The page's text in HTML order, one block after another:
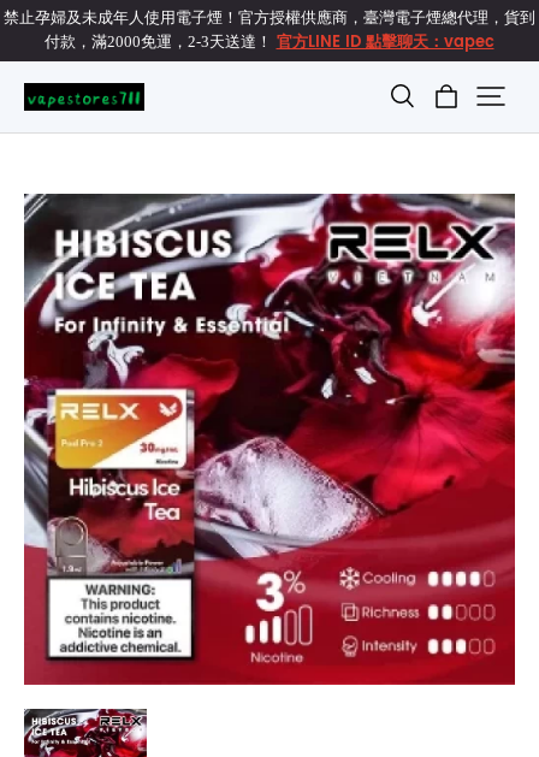
禁止孕婦及未成年人使用電子煙！官方授權供應商，臺灣電子煙總代理，貨到
付款，滿2000免運，2-3天送達！ 官方LINE ID 點擊聊天：vapec